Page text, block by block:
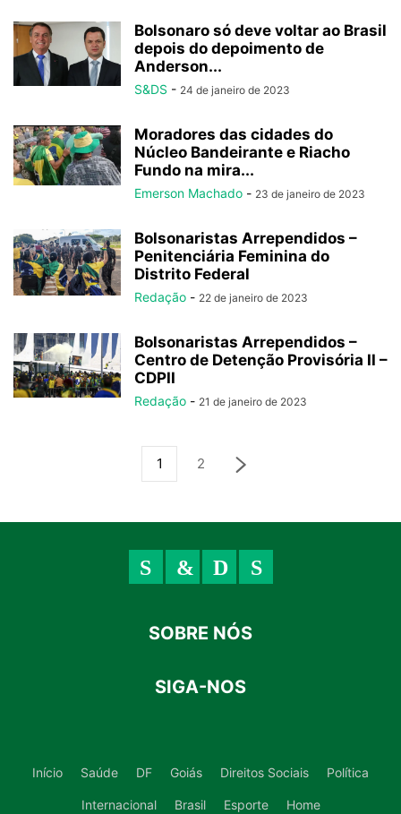
Bolsonaro só deve voltar ao Brasil
depois do depoimento de
Anderson...
S&DS - 24 de janeiro de 2023
Moradores das cidades do
Núcleo Bandeirante e Riacho
Fundo na mira...
Emerson Machado - 23 de janeiro de 2023
Bolsonaristas Arrependidos –
Penitenciária Feminina do
Distrito Federal
Redação - 22 de janeiro de 2023
Bolsonaristas Arrependidos –
Centro de Detenção Provisória II –
CDPII
Redação - 21 de janeiro de 2023
1 2
SOBRE NÓS
SIGA-NOS
Início Saúde DF Goiás Direitos Sociais Política
Internacional Brasil Esporte Home